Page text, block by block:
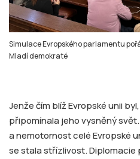
Simulace Evropského parlamentu
Mladí demokraté
Jenže čím blíž Evropské unii
připomínala jeho vysněný
a nemotornost celé Evropské
se stala střízlivost.